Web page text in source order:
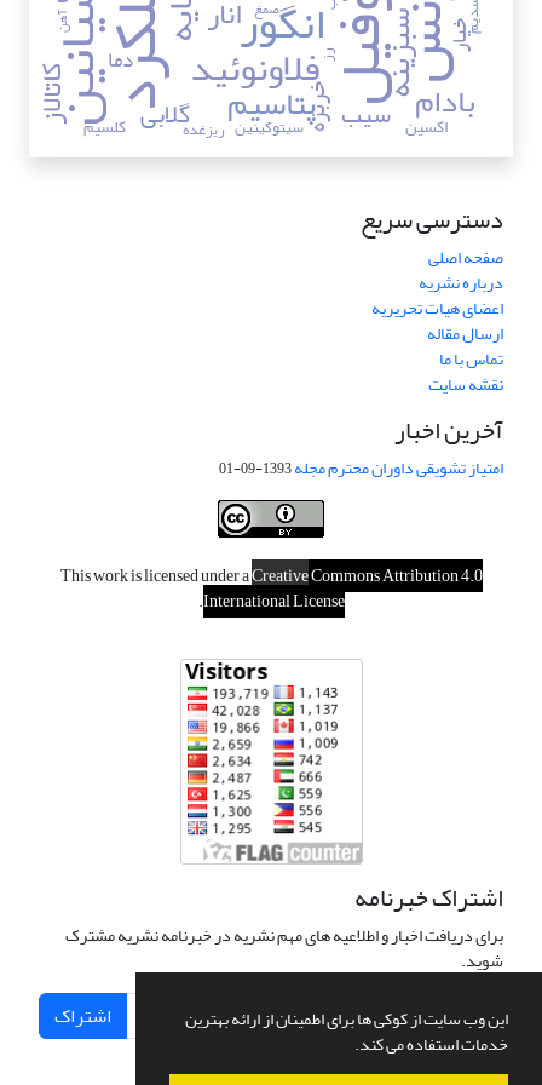
این وب سایت از کوکی ها برای اطمینان از ارائه بهترین
خدمات استفاده می کند.
انگور
فلاونوئید
پایه
پتاسیم
سبزینه
بادام
انار
کاتالاز گلابی سیب خربزه
دما
خیار
اکسین کلسیم ریزغده
رز
سیتوکینین
سدیم آهن
صمغ
دسترسی سریع
صفحه اصلی
درباره نشریه
اعضای هیات تحریریه
ارسال مقاله
تماس با ما
نقشه سایت
آخرین اخبار
امتیاز تشویقی داوران محترم مجله1393-09-01
This work is licensed under aCreativeCommons Attribution 4.0
International License
.
اشتراک خبرنامه
برای دریافت اخبار و اطلاعیه های مهم نشریه در خبرنامه نشریه مشترک
شوید.
اشتراک